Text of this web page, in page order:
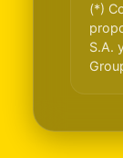
(*)
S.A.